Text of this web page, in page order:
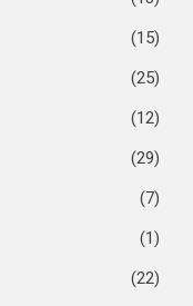
(15)
(25)
(12)
(29)
(7)
(1)
(22)